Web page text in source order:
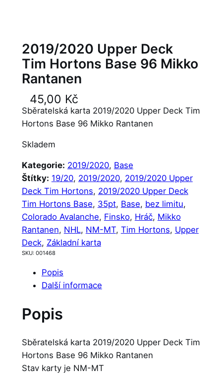
2019/2020 Upper Deck
Tim Hortons Base 96 Mikko
Rantanen
45,00 Kč
Sběratelská karta 2019/2020 Upper Deck Tim
Hortons Base 96 Mikko Rantanen
Skladem
Kategorie: 2019/2020, Base
Štítky: 19/20, 2019/2020, 2019/2020 Upper
Deck Tim Hortons, 2019/2020 Upper Deck
Tim Hortons Base, 35pt, Base, bez limitu
Colorado Avalanche, Finsko, Hráč, Mikko
Rantanen, NHL, NM-MT, Tim Hortons, Upper
Deck, Základní karta
SKU: 001468
Popis
Další informace
Popis
Sběratelská karta 2019/2020 Upper Deck Tim
Hortons Base 96 Mikko Rantanen
Stav karty je NM-MT